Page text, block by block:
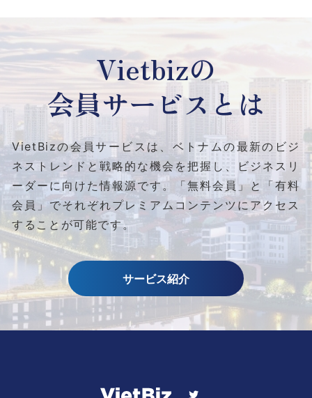
Vietbizの
会員サービスとは
VietBizの会員サービスは、ベトナムの最新のビジ
ネストレンドと戦略的な機会を把握し、ビジネスリ
ーダーに向けた情報源です。
「無料会員」と「有料
会員」でそれぞれプレミアムコンテンツにアクセス
することが可能です。
サービス紹介